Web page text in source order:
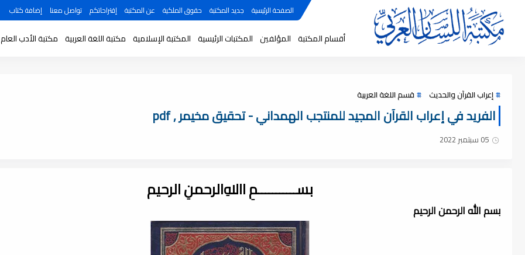
الصفحة الرئيسية جديد المكتبة حقوق الملكية عن المكتبة إقتراحاتكم تواصل معنا إضافة كتاب
أقسام المكتبة المؤلفين المكتبات الرئيسية المكتبة الإسلامية مكتبة اللغة العربية مكتبة الأدب العام
إعراب القرآن والحديث قسم اللغة العربية
الفريد في إعراب القرآن المجيد للمنتجب الهمداني - تحقيق مخيمر , pdf
05 سبتمبر 2022
بســـــــــــمِ اﷲِالرحمنِ الرحيم
بسم الله الرحمن الرحيم